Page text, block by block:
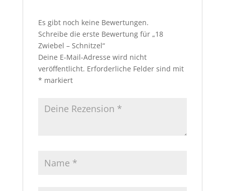
Es gibt noch keine Bewertungen.
Schreibe die erste Bewertung für „18
Zwiebel – Schnitzel“
Deine E-Mail-Adresse wird nicht
veröffentlicht. Erforderliche Felder sind mit
* markiert